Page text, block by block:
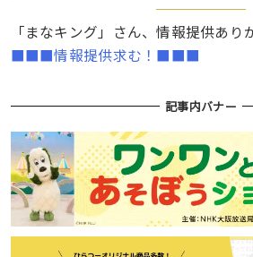
「まなキング」さん、情報提供あり
■■■情報提供求む！■■■
記事内バナー